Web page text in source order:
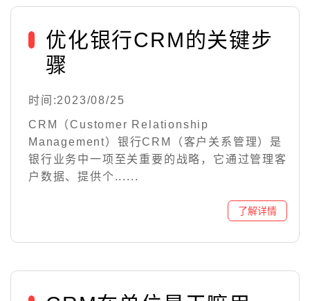
优化银行CRM的关键步
骤
时间:2023/08/25
CRM（Customer Relationship
Management）银行CRM（客户关系管理）是
银行业务中一项至关重要的战略，它通过管理客
户数据、提供个......